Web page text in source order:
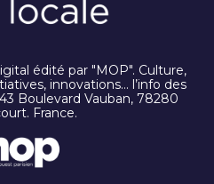
édité par "MOP". Culture,
innovations… l’info des
Boulevard Vauban, 78280
France.